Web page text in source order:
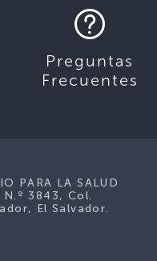
Preguntas
Frecuentes
PARA LA SALUD
3843, Col.
El Salvador.